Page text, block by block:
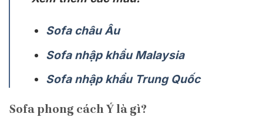
Sofa châu Âu
Sofa nhập khẩu Malaysia
Sofa nhập khẩu Trung Quốc
Sofa phong cách Ý là gì?